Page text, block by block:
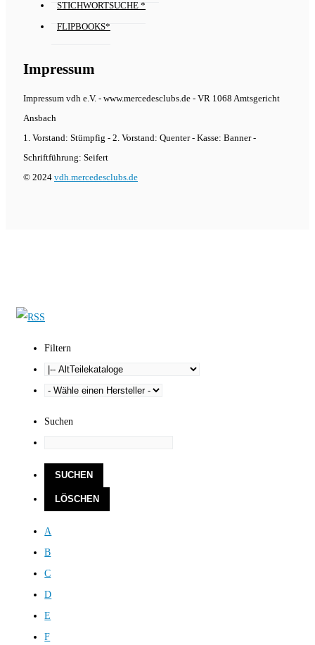
STICHWORTSUCHE *
FLIPBOOKS*
Impressum
Impressum vdh e.V. - www.mercedesclubs.de - VR 1068 Amtsgericht
Ansbach
1. Vorstand: Stümpfig - 2. Vorstand: Quenter - Kasse: Banner -
Schriftführung: Seifert
© 2024 vdh.mercedesclubs.de
Filtern
Suchen
A
B
C
D
E
F